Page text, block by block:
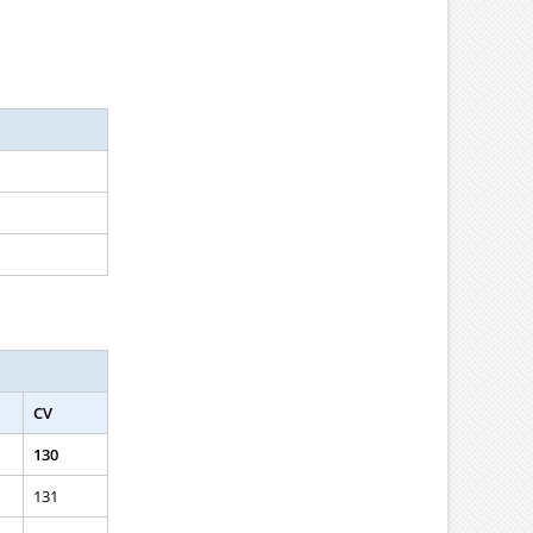
CV
130
131